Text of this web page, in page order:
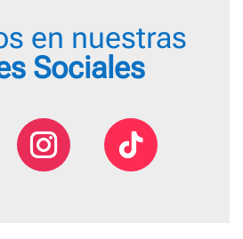
en nuestras
Sociales